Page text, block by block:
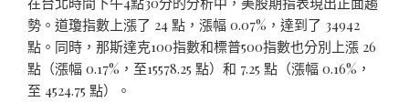
勢。道瓊指數上漲了 24 點，漲幅 0.07%，達到了 34942
點。同時，那斯達克100指數和標普500指數也分別上漲 26
點（漲幅 0.17%，至15578.25 點）和 7.25 點（漲幅 0.16%，
至 4524.75 點）。